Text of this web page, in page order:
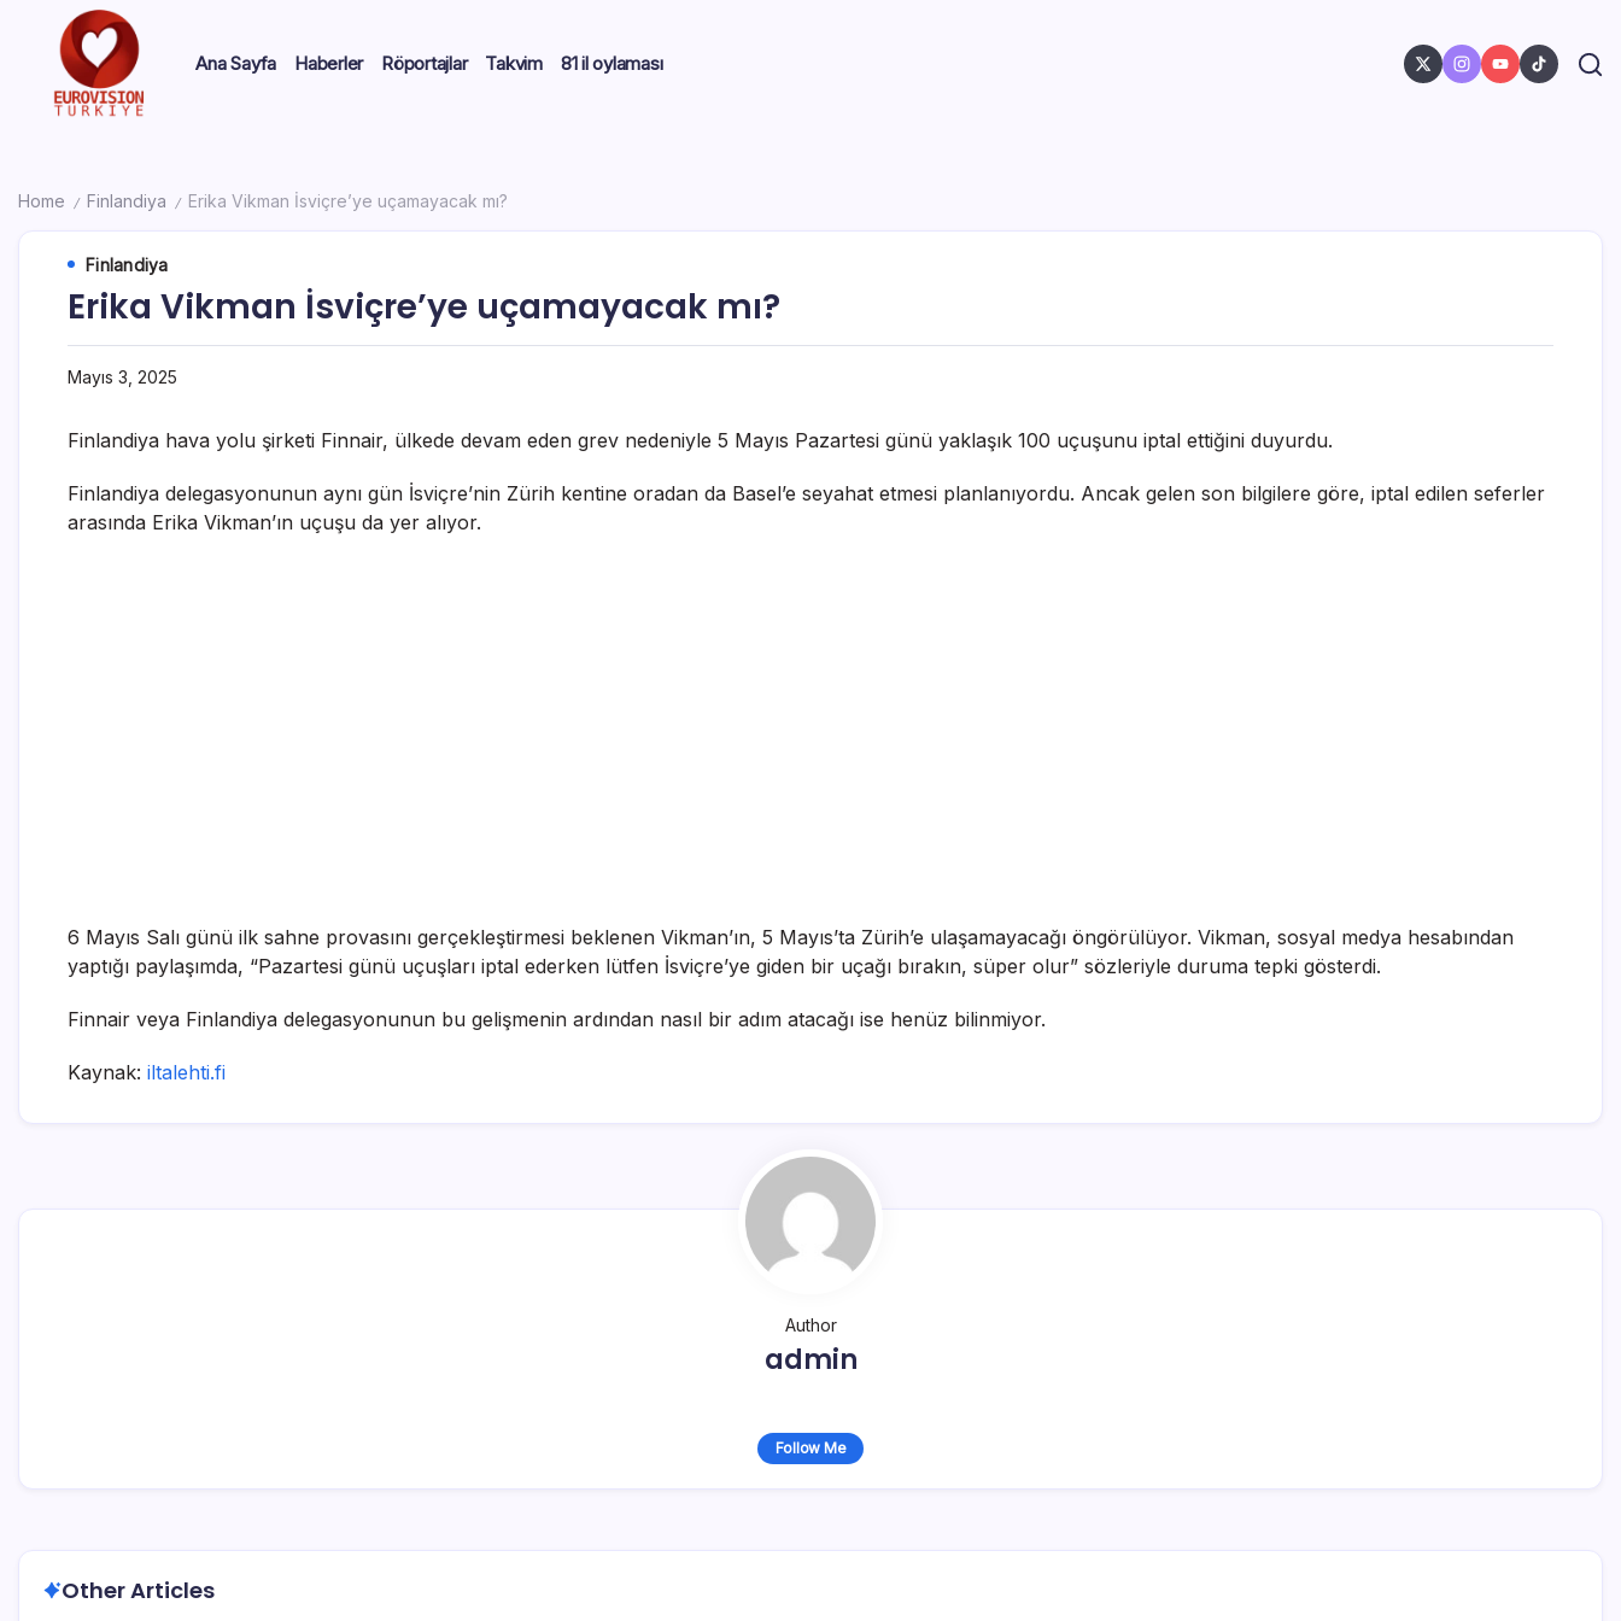
Ana Sayfa Haberler Röportajlar Takvim 81 il oylaması
Home / Finlandiya / Erika Vikman İsviçre’ye uçamayacak mı?
Finlandiya
Erika Vikman İsviçre’ye uçamayacak mı?
Mayıs 3, 2025
Finlandiya hava yolu şirketi Finnair, ülkede devam eden grev nedeniyle 5 Mayıs Pazartesi günü yaklaşık 100 uçuşunu iptal ettiğini duyurdu.
Finlandiya delegasyonunun aynı gün İsviçre’nin Zürih kentine oradan da Basel’e seyahat etmesi planlanıyordu. Ancak gelen son bilgilere göre, iptal edilen seferler
arasında Erika Vikman’ın uçuşu da yer alıyor.
6 Mayıs Salı günü ilk sahne provasını gerçekleştirmesi beklenen Vikman’ın, 5 Mayıs’ta Zürih’e ulaşamayacağı öngörülüyor. Vikman, sosyal medya hesabından
yaptığı paylaşımda, “Pazartesi günü uçuşları iptal ederken lütfen İsviçre’ye giden bir uçağı bırakın, süper olur” sözleriyle duruma tepki gösterdi.
Finnair veya Finlandiya delegasyonunun bu gelişmenin ardından nasıl bir adım atacağı ise henüz bilinmiyor.
Kaynak: iltalehti.fi
Author
admin
Follow Me
Other Articles